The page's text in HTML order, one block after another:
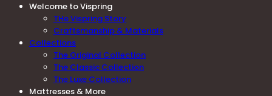
Welcome to Vispring
THe Vispring Story
Craftsmanship & Materials
Collections
The Original Collection
The Classic Collection
The Luxe Collection
Mattresses & More